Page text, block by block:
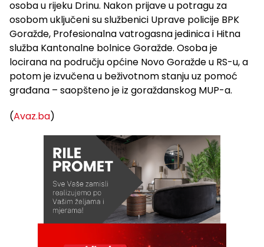
osoba u rijeku Drinu. Nakon prijave u potragu za
osobom uključeni su službenici Uprave policije BPK
Goražde, Profesionalna vatrogasna jedinica i Hitna
služba Kantonalne bolnice Goražde. Osoba je
locirana na području općine Novo Goražde u RS-u, a
potom je izvučena u beživotnom stanju uz pomoć
građana – saopšteno je iz goraždanskog MUP-a.
(Avaz.ba)